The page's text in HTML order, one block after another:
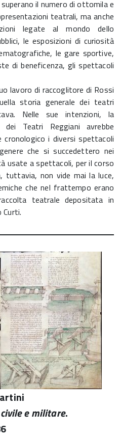
il numero di ottomila e
teatrali, ma anche
legate al mondo dello
le esposizioni di curiosità
le gare sportive,
di beneficenza, gli spettacoli
lavoro di raccoglitore di Rossi
storia generale dei teatri
Nelle sue intenzioni, la
dei Teatri Reggiani avrebbe
cronologico i diversi spettacoli
che si succedettero nei
usate a spettacoli, per il corso
tuttavia, non vide mai la luce,
che nel frattempo erano
teatrale depositata in
Curti.
e militare.